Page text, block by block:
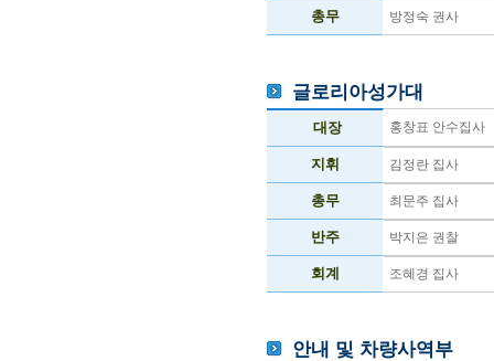
총무 방정숙 권사
글로리아성가대
대장 홍창표 안수집사
지휘 김정란 집사
총무 최문주 집사
반주 박지은 권찰
회계 조혜경 집사
안내 및 차량사역부